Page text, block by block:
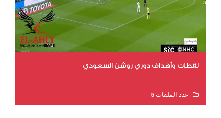
لقطات وأهداف دوري روشن السعودي
عدد الملفات 5